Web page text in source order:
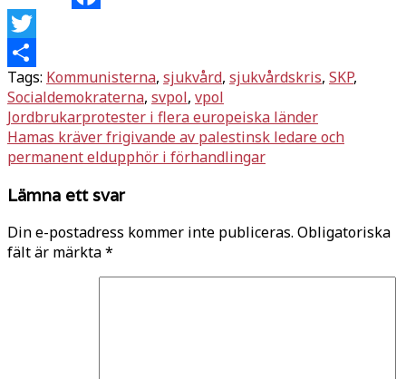
Facebook
Twitter
Dela
Tags: Kommunisterna, sjukvård, sjukvårdskris, SKP,
Socialdemokraterna, svpol, vpol
Inläggsnavigering
Jordbrukarprotester i flera europeiska länder
Hamas kräver frigivande av palestinsk ledare och
permanent eldupphör i förhandlingar
Lämna ett svar
Din e-postadress kommer inte publiceras. Obligatoriska
fält är märkta*